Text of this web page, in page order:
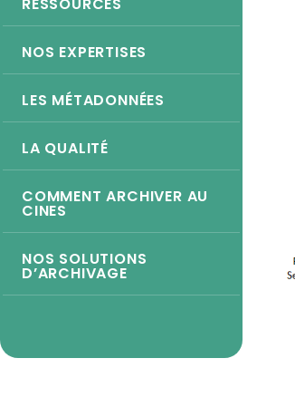
RESSOURCES
NOS EXPERTISES
LES MÉTADONNÉES
LA QUALITÉ
COMMENT ARCHIVER AU
CINES
NOS SOLUTIONS
D’ARCHIVAGE